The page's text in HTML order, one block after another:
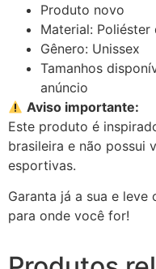
Produto novo
Material: Poliéster
Gênero: Unissex
Tamanhos
anúncio
Aviso importante:
Este produto é
brasileira e não possui
esportivas.
Garanta já a sua e
para onde você for!